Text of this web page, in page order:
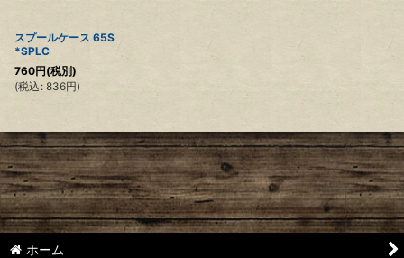
スプールケース 65S
*SPLC
760円(税別)
(税込 : 836円)
ホーム